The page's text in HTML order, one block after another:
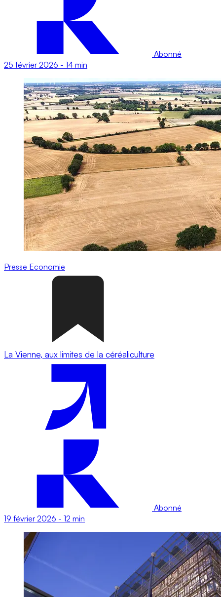
Abonné
25 février 2026 - 14 min
Presse Economie
La Vienne, aux limites de la céréaliculture
Abonné
19 février 2026 - 12 min